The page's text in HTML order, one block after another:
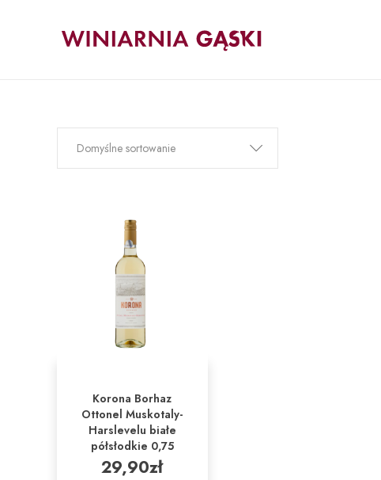
Domyślne sortowanie
Korona Borhaz
Ottonel Muskotaly-
Harslevelu białe
półsłodkie 0,75
29,90zł